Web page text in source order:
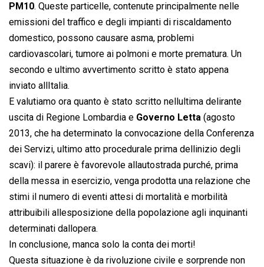
PM10. Queste particelle, contenute principalmente nelle
emissioni del traffico e degli impianti di riscaldamento
domestico, possono causare asma, problemi
cardiovascolari, tumore ai polmoni e morte prematura. Un
secondo e ultimo avvertimento scritto è stato appena
inviato allItalia.
E valutiamo ora quanto è stato scritto nellultima delirante
uscita di Regione Lombardia e Governo Letta (agosto
2013, che ha determinato la convocazione della Conferenza
dei Servizi, ultimo atto procedurale prima dellinizio degli
scavi): il parere è favorevole allautostrada purché, prima
della messa in esercizio, venga prodotta una relazione che
stimi il numero di eventi attesi di mortalità e morbilità
attribuibili allesposizione della popolazione agli inquinanti
determinati dallopera.
In conclusione, manca solo la conta dei morti!
Questa situazione è da rivoluzione civile e sorprende non